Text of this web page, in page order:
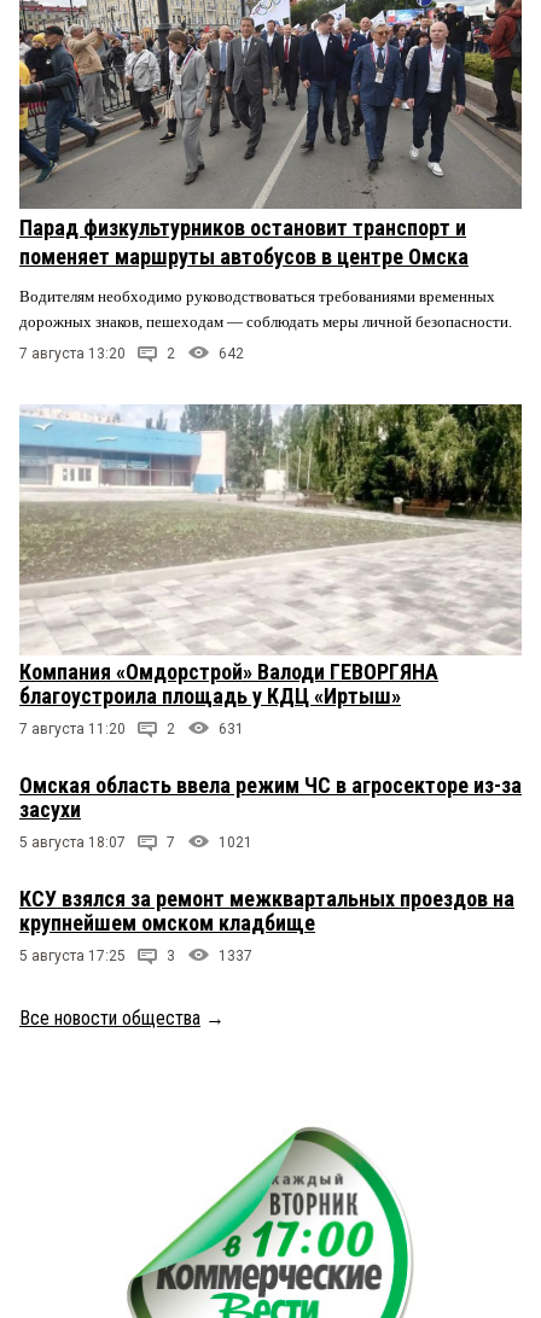
Парад физкультурников остановит транспорт и
поменяет маршруты автобусов в центре Омска
Водителям необходимо руководствоваться требованиями временных
дорожных знаков, пешеходам — соблюдать меры личной безопасности.
7 августа 13:20 2 642
Компания «Омдорстрой» Валоди ГЕВОРГЯНА
благоустроила площадь у КДЦ «Иртыш»
7 августа 11:20 2 631
Омская область ввела режим ЧС в агросекторе из-за
засухи
5 августа 18:07 7 1021
КСУ взялся за ремонт межквартальных проездов на
крупнейшем омском кладбище
5 августа 17:25 3 1337
Все новости общества →